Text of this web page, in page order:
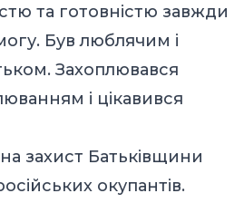
та готовністю завжди
Був люблячим і
Захоплювався
і цікавився
захист Батьківщини
окупантів.